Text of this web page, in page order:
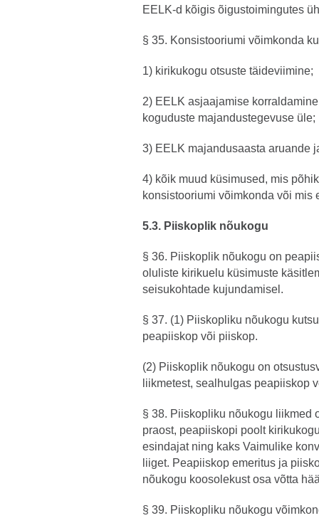
EELK-d kõigis õigustoimingutes
§ 35. Konsistooriumi võimkonda
1) kirikukogu otsuste täideviimine;
2) EELK asjaajamise
koguduste majandustegevuse üle;
3) EELK majandusaasta aruande
4) kõik muud küsimused, mis
konsistooriumi võimkonda või
5.3. Piiskoplik nõukogu
§ 36. Piiskoplik nõukogu on
oluliste kirikuelu küsimuste
seisukohtade kujundamisel.
§ 37. (1) Piiskopliku nõukogu
peapiiskop või piiskop.
(2) Piiskoplik nõukogu on
liikmetest, sealhulgas peapiiskop
§ 38. Piiskopliku nõukogu liikmed
praost, peapiiskopi poolt
esindajat ning kaks Vaimulike
liiget. Peapiiskop emeritus ja
nõukogu koosolekust osa võtta
§ 39. Piiskopliku nõukogu